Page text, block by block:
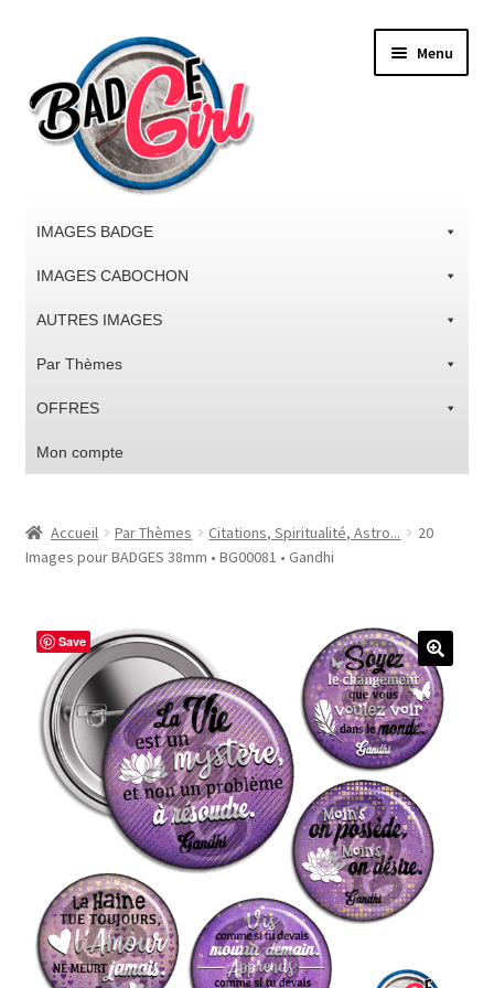
la
navigation
contenu
Menu
IMAGES BADGE
IMAGES CABOCHON
AUTRES IMAGES
Par Thèmes
OFFRES
Mon compte
#1298 (pas de titre)
#5610 (pas de titre)
#5740 (pas de titre)
Acheter ma Machine à Badge
CODES PROMOS
Conditions Générales de Vente
Accueil Par Thèmes Citations, Spiritualité, Astro...
20
Images pour BADGES 38mm • BG00081 • Gandhi
Save